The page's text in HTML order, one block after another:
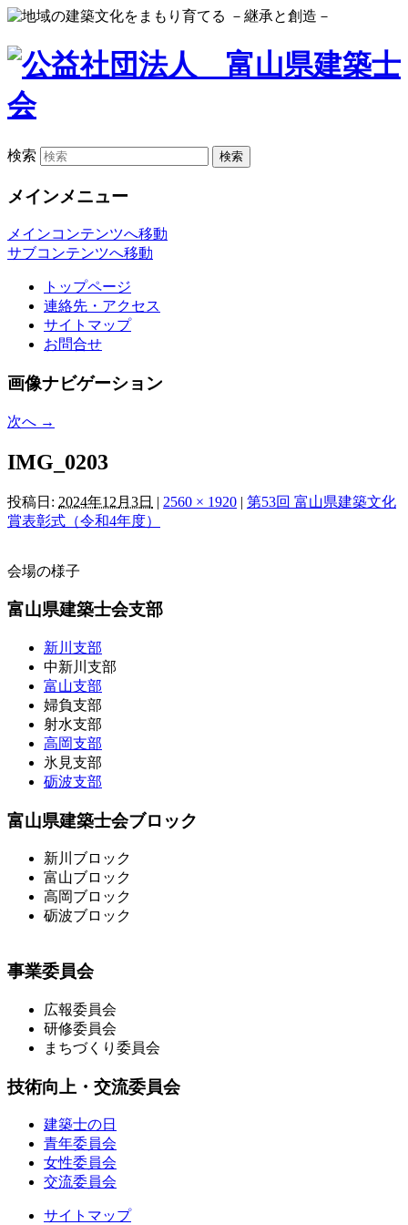
検索
メインメニュー
メインコンテンツへ移動
サブコンテンツへ移動
トップページ
連絡先・アクセス
サイトマップ
お問合せ
画像ナビゲーション
次へ →
IMG_0203
投稿日: 2024年12月3日 | 2560 × 1920 | 第53回 富山県建築文化
賞表彰式（令和4年度）
会場の様子
富山県建築士会支部
新川支部
中新川支部
富山支部
婦負支部
射水支部
高岡支部
氷見支部
砺波支部
富山県建築士会ブロック
新川ブロック
富山ブロック
高岡ブロック
砺波ブロック
事業委員会
広報委員会
研修委員会
まちづくり委員会
技術向上・交流委員会
建築士の日
青年委員会
女性委員会
交流委員会
サイトマップ